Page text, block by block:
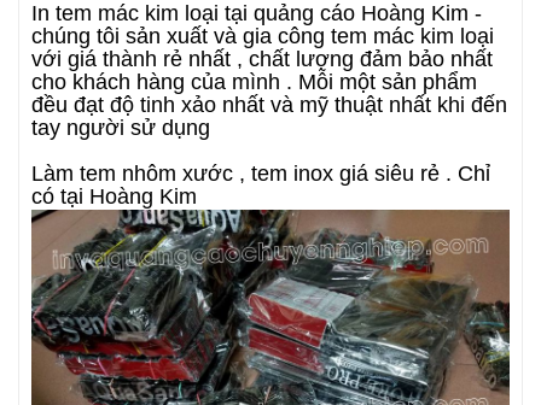
In tem mác kim loại tại quảng cáo Hoàng Kim -
chúng tôi sản xuất và gia công tem mác kim loại
với giá thành rẻ nhất , chất lượng đảm bảo nhất
cho khách hàng của mình . Mỗi một sản phẩm
đều đạt độ tinh xảo nhất và mỹ thuật nhất khi đến
tay người sử dụng
Làm tem nhôm xước , tem inox giá siêu rẻ . Chỉ
có tại Hoàng Kim